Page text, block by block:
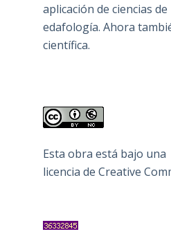
aplicación de ciencias
edafología. Ahora
científica.
Esta obra está bajo una
licencia de Creative